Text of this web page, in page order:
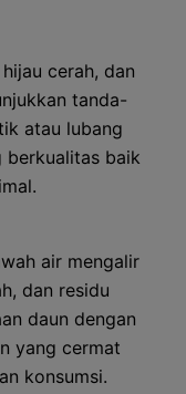
cerah, dan
tanda-
atau lubang
berkualitas baik
air mengalir
dan residu
daun dengan
yang cermat
konsumsi.